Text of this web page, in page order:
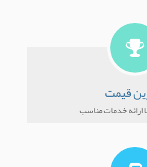
قیمت
ارائه خدمات مناسب